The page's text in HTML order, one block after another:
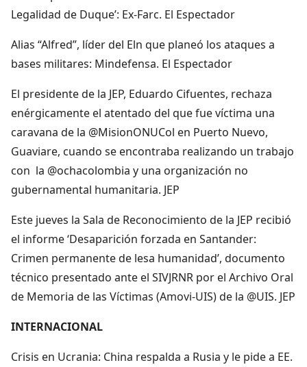
Legalidad de Duque’: Ex-Farc. El Espectador
Alias “Alfred”, líder del Eln que planeó los ataques a
bases militares: Mindefensa. El Espectador
El presidente de la JEP, Eduardo Cifuentes, rechaza
enérgicamente el atentado del que fue víctima una
caravana de la @MisionONUCol en Puerto Nuevo,
Guaviare, cuando se encontraba realizando un trabajo
con la @ochacolombia y una organización no
gubernamental humanitaria. JEP
Este jueves la Sala de Reconocimiento de la JEP recibió
el informe ‘Desaparición forzada en Santander:
Crimen permanente de lesa humanidad’, documento
técnico presentado ante el SIVJRNR por el Archivo Oral
de Memoria de las Víctimas (Amovi-UIS) de la @UIS. JEP
INTERNACIONAL
Crisis en Ucrania: China respalda a Rusia y le pide a EE.